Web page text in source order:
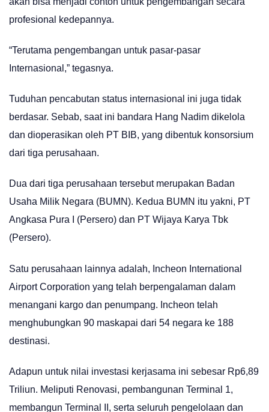
profesional kedepannya.
“Terutama pengembangan untuk pasar-pasar
Internasional,” tegasnya.
Tuduhan pencabutan status internasional ini juga tidak
berdasar. Sebab, saat ini bandara Hang Nadim dikelola
dan dioperasikan oleh PT BIB, yang dibentuk konsorsium
dari tiga perusahaan.
Dua dari tiga perusahaan tersebut merupakan Badan
Usaha Milik Negara (BUMN). Kedua BUMN itu yakni, PT
Angkasa Pura I (Persero) dan PT Wijaya Karya Tbk
(Persero).
Satu perusahaan lainnya adalah, Incheon International
Airport Corporation yang telah berpengalaman dalam
menangani kargo dan penumpang. Incheon telah
menghubungkan 90 maskapai dari 54 negara ke 188
destinasi.
Adapun untuk nilai investasi kerjasama ini sebesar Rp6,89
Triliun. Meliputi Renovasi, pembangunan Terminal 1,
membangun Terminal II, serta seluruh pengelolaan dan